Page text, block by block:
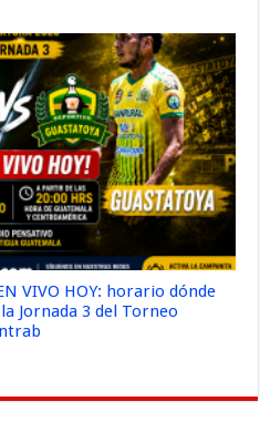
VIVO HOY: horario dónde
Jornada 3 del Torneo